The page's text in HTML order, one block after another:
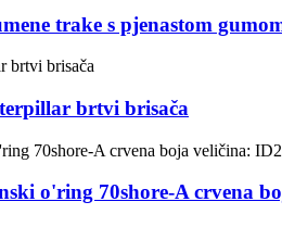
trake s pjenastom
brtvi brisača
o'ring 70shore-A crvena